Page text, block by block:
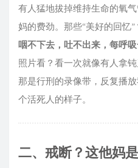
有人猛地拔掉维持生命的氧
妈的费劲。那些“美好的回忆”
咽不下去，吐不出来，每呼吸
照片看？看一次就像有人拿
那是行刑的录像带，反复播
个活死人的样子。
二、戒断？这他妈